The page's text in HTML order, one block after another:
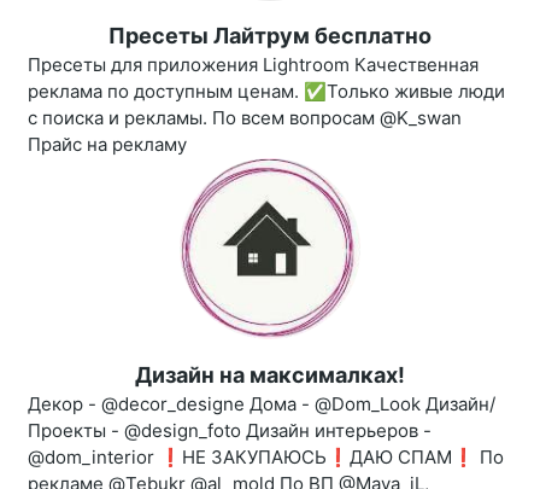
Пресеты Лайтрум бесплатно
Пресеты для приложения Lightroom Качественная
реклама по доступным ценам. ✅Только живые люди
с поиска и рекламы. По всем вопросам @K_swan
Прайс на рекламу
Дизайн на максималках!
Декор - @decor_designe Дома - @Dom_Look Дизайн/
Проекты - @design_foto Дизайн интерьеров -
@dom_interior ❗️НЕ ЗАКУПАЮСЬ❗️ДАЮ СПАМ❗️ По
рекламе @Tebukr @al_mold По ВП @Maya_iL,